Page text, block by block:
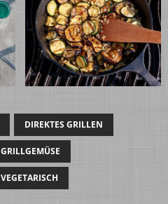
DIREKTES GRILLEN
GRILLGEMÜSE
VEGETARISCH